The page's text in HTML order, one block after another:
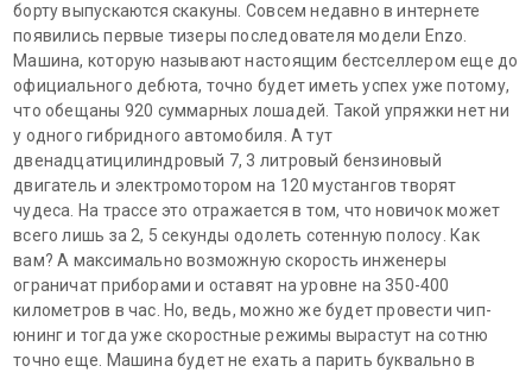
борту выпускаются скакуны. Совсем недавно в интернете
появились первые тизеры последователя модели Enzo.
Машина, которую называют настоящим бестселлером еще до
официального дебюта, точно будет иметь успех уже потому,
что обещаны 920 суммарных лошадей. Такой упряжки нет ни
у одного гибридного автомобиля. А тут
двенадцатицилиндровый 7, 3 литровый бензиновый
двигатель и электромотором на 120 мустангов творят
чудеса. На трассе это отражается в том, что новичок может
всего лишь за 2, 5 секунды одолеть сотенную полосу. Как
вам? А максимально возможную скорость инженеры
ограничат приборами и оставят на уровне на 350-400
километров в час. Но, ведь, можно же будет провести чип-
юнинг и тогда уже скоростные режимы вырастут на сотню
точно еще. Машина будет не ехать а парить буквально в